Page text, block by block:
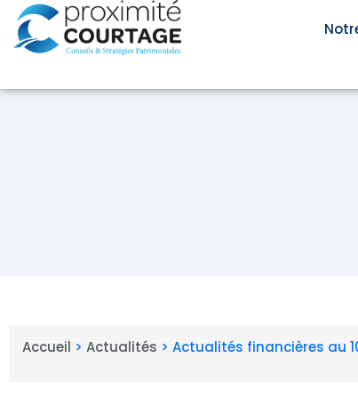
Aller
contenu
Accueil > Actualités > Actualités financières au